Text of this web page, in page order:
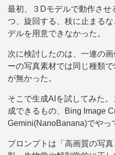
最初、３Dモデルで動作させ
つ、旋回する、枝に止まる
デルを用意できなかった。
次に検討したのは、一連の
ーの写真素材では同じ種類
が無かった。
そこで生成AIを試してみた
成できるもの、Bing Image
Gemini(NanoBanana)でやっ
プロンプトは「高画質の写